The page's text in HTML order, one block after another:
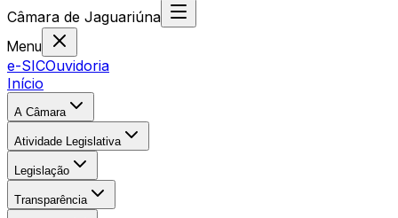
Câmara de Jaguariúna
Menu
e-SICOuvidoria
Início
A Câmara
Atividade Legislativa
Legislação
Transparência